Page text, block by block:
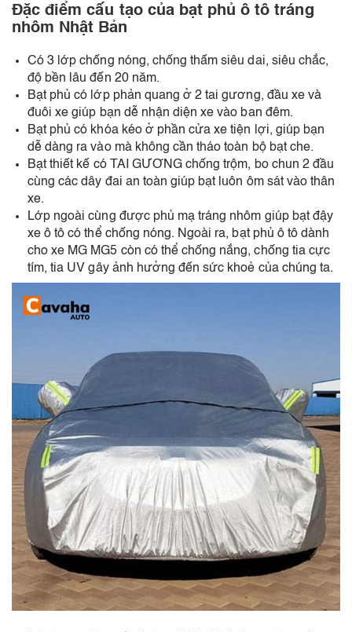
Đặc điểm cấu tạo của bạt phủ ô tô tráng
nhôm Nhật Bản
Có 3 lớp chống nóng, chống thấm siêu dai, siêu chắc,
độ bền lâu đến 20 năm.
Bạt phủ có lớp phản quang ở 2 tai gương, đầu xe và
đuôi xe giúp bạn dễ nhận diện xe vào ban đêm.
Bạt phủ có khóa kéo ở phần cửa xe tiện lợi, giúp bạn
dễ dàng ra vào mà không cần tháo toàn bộ bạt che.
Bạt thiết kế có TAI GƯƠNG chống trộm, bo chun 2 đầu
cùng các dây đai an toàn giúp bạt luôn ôm sát vào thân
xe.
Lớp ngoài cùng được phủ mạ tráng nhôm giúp bạt đậy
xe ô tô có thể chống nóng. Ngoài ra, bạt phủ ô tô dành
cho xe MG MG5 còn có thể chống nắng, chống tia cực
tím, tia UV gây ảnh hưởng đến sức khoẻ của chúng ta.